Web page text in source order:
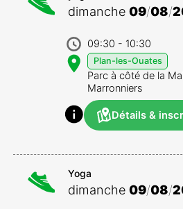
dimanche 09/08/
09:30 - 10:30
Plan-les-Ouates
Parc à côté de la
Marronniers
Détails &
Yoga
dimanche 09/08/